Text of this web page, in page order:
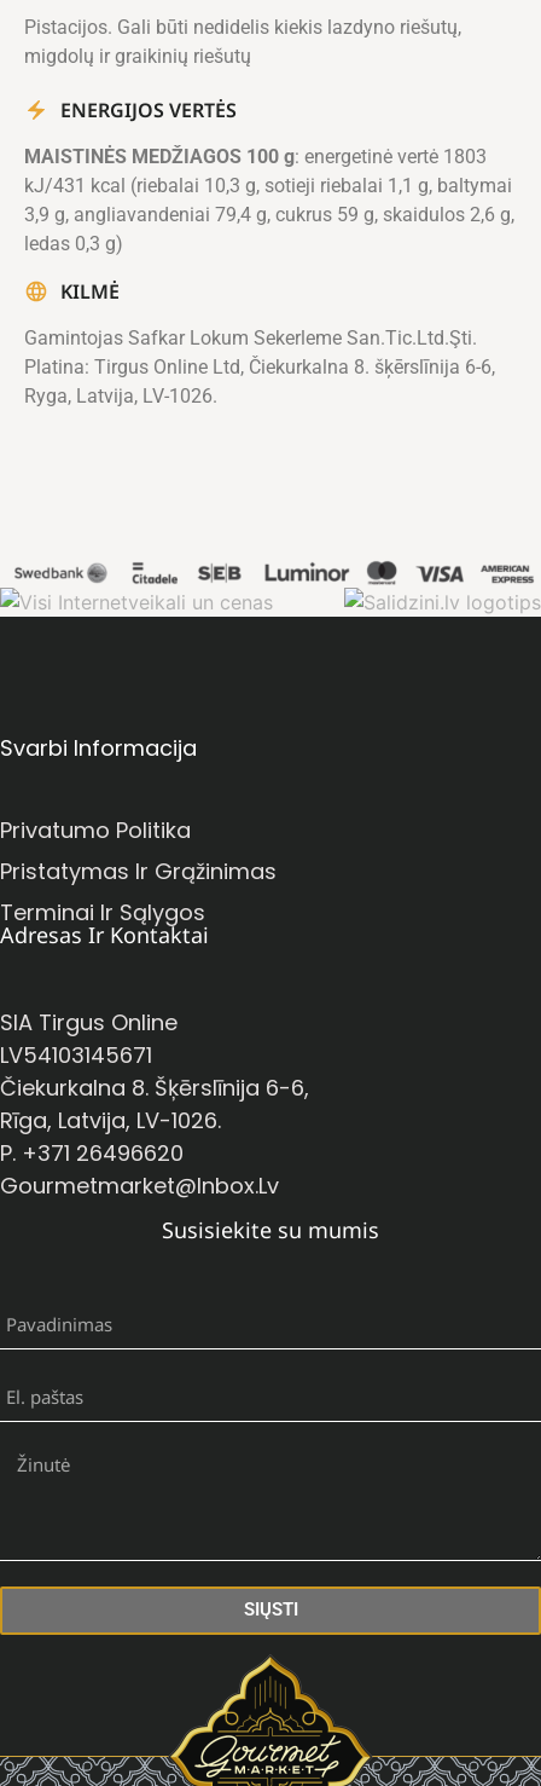
Pistacijos. Gali būti nedidelis kiekis lazdyno riešutų,
migdolų ir graikinių riešutų
ENERGIJOS VERTĖS
MAISTINĖS MEDŽIAGOS 100 g: energetinė vertė 1803
kJ/431 kcal (riebalai 10,3 g, sotieji riebalai 1,1 g, baltymai
3,9 g, angliavandeniai 79,4 g, cukrus 59 g, skaidulos 2,6 g,
ledas 0,3 g)
KILMĖ
Gamintojas Safkar Lokum Sekerleme San.Tic.Ltd.Şti.
Platina: Tirgus Online Ltd, Čiekurkalna 8. šķērslīnija 6-6,
Ryga, Latvija, LV-1026.
Svarbi Informacija
Privatumo Politika
Pristatymas Ir Grąžinimas
Terminai Ir Sąlygos
Adresas Ir Kontaktai
SIA Tirgus Online
LV54103145671
Čiekurkalna 8. Šķērslīnija 6-6,
Rīga, Latvija, LV-1026.
P. +371 26496620
Gourmetmarket@inbox.lv
Susisiekite su mumis
SIŲSTI